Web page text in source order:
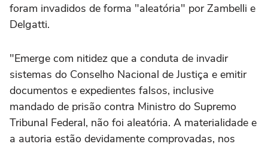
foram invadidos de forma "aleatória" por Zambelli e
Delgatti.
"Emerge com nitidez que a conduta de invadir
sistemas do Conselho Nacional de Justiça e emitir
documentos e expedientes falsos, inclusive
mandado de prisão contra Ministro do Supremo
Tribunal Federal, não foi aleatória. A materialidade e
a autoria estão devidamente comprovadas, nos